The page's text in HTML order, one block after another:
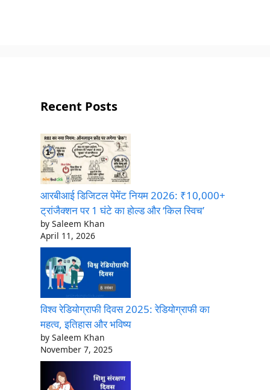
Recent Posts
आरबीआई डिजिटल पेमेंट नियम 2026: ₹10,000+
ट्रांजैक्शन पर 1 घंटे का होल्ड और ‘किल स्विच’
by Saleem Khan
April 11, 2026
विश्व रेडियोग्राफी दिवस 2025: रेडियोग्राफी का
महत्व, इतिहास और भविष्य
by Saleem Khan
November 7, 2025